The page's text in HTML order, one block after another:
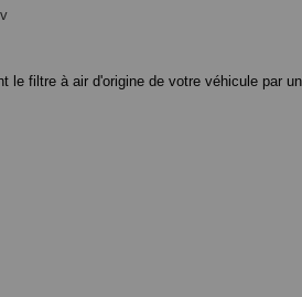
filtre à air d'origine de votre véhicule par